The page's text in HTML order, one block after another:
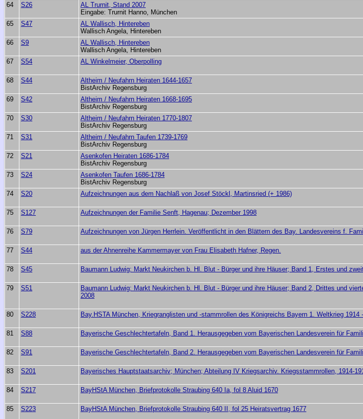
64 S26
AL Trurnit, Stand 2007
Eingabe: Trurnit Hanno, München
65 S47
AL Wallisch, Hintereben
Wallisch Angela, Hintereben
66 S9
AL Wallisch, Hintereben
Wallisch Angela, Hintereben
67 S54 AL Winkelmeier, Oberpolling
68 S44
Altheim / Neufahrn Heiraten 1644-1657
BistArchiv Regensburg
69 S42
Altheim / Neufahrn Heiraten 1668-1695
BistArchiv Regensburg
70 S30
Altheim / Neufahrn Heiraten 1770-1807
BistArchiv Regensburg
71 S31
Altheim / Neufahrn Taufen 1739-1769
BistArchiv Regensburg
72 S21
Asenkofen Heiraten 1686-1784
BistArchiv Regensburg
73 S24
Asenkofen Taufen 1686-1784
BistArchiv Regensburg
74 S20 Aufzeichnungen aus dem Nachlaß von Josef Stöckl, Martinsried (+ 1986)
75 S127 Aufzeichnungen der Familie Senft, Hagenau; Dezember 1998
76 S79 Aufzeichnungen von Jürgen Herrlein. Veröffentlicht in den Blättern des Bay. Landesvereins f.
77 S44 aus der Ahnenreihe Kammermayer von Frau Elisabeth Hafner, Regen.
78 S45 Baumann Ludwig: Markt Neukirchen b. Hl. Blut - Bürger und ihre Häuser; Band 1, Erstes und
79 S51
Baumann Ludwig: Markt Neukirchen b. Hl. Blut - Bürger und ihre Häuser; Band 2, Drittes und
2008
80 S228 Bay.HSTA München, Kriegranglisten und -stammrollen des Königreichs Bayern 1. Weltkrieg
81 S88 Bayerische Geschlechtertafeln, Band 1. Herausgegeben vom Bayerischen Landesverein für
82 S91 Bayerische Geschlechtertafeln, Band 2. Herausgegeben vom Bayerischen Landesverein für
83 S201 Bayerisches Hauptstaatsarchiv; München; Abteilung IV Kriegsarchiv. Kriegsstammrollen, 1914-
84 S217 BayHStA München, Briefprotokolle Straubing 640 Ia, fol 8 Aluid 1670
85 S223 BayHStA München, Briefprotokolle Straubing 640 II, fol 25 Heiratsvertrag 1677